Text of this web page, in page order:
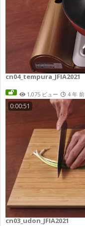
cn04_tempura_JFIA2021
1,075 ビュー 4 年 前
0:00:51
cn03_udon_JFIA2021